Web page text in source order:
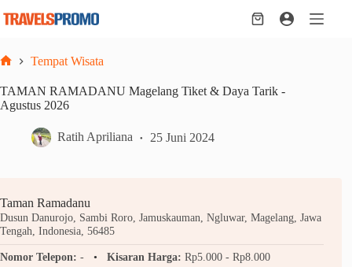
Shopping
Tempat Wisata
TAMAN RAMADANU Magelang Tiket & Daya Tarik -
Agustus 2026
Ratih Apriliana 25 Juni 2024
Taman Ramadanu
Dusun Danurojo, Sambi Roro, Jamuskauman, Ngluwar, Magelang, Jawa
Tengah, Indonesia, 56485
Nomor Telepon: - Kisaran Harga: Rp5.000 - Rp8.000